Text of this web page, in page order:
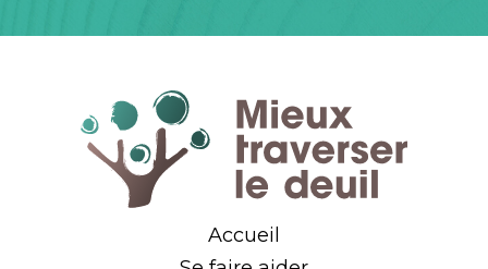
Accueil